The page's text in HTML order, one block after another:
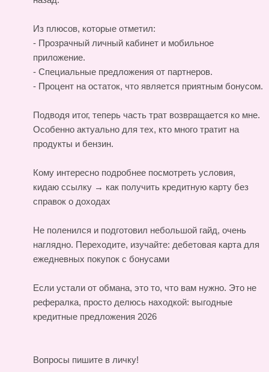
Из плюсов, которые отметил:
- Прозрачный личный кабинет и мобильное
приложение.
- Специальные предложения от партнеров.
- Процент на остаток, что является приятным бонусом.
Подводя итог, теперь часть трат возвращается ко мне.
Особенно актуально для тех, кто много тратит на
продукты и бензин.
Кому интересно подробнее посмотреть условия,
кидаю ссылку → как получить кредитную карту без
справок о доходах
Не поленился и подготовил небольшой гайд, очень
наглядно. Переходите, изучайте: дебетовая карта для
ежедневных покупок с бонусами
Если устали от обмана, это то, что вам нужно. Это не
рефералка, просто делюсь находкой: выгодные
кредитные предложения 2026
Вопросы пишите в личку!